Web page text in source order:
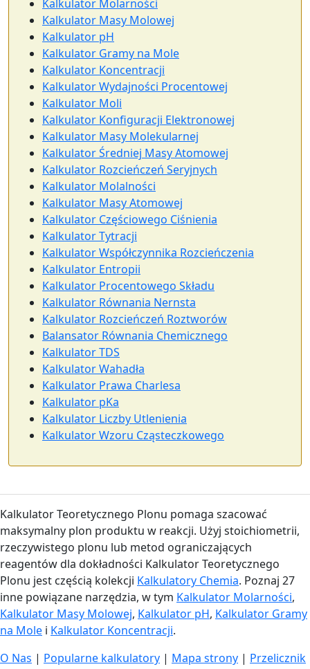
Kalkulator Molarności
Kalkulator Masy Molowej
Kalkulator pH
Kalkulator Gramy na Mole
Kalkulator Koncentracji
Kalkulator Wydajności Procentowej
Kalkulator Moli
Kalkulator Konfiguracji Elektronowej
Kalkulator Masy Molekularnej
Kalkulator Średniej Masy Atomowej
Kalkulator Rozcieńczeń Seryjnych
Kalkulator Molalności
Kalkulator Masy Atomowej
Kalkulator Częściowego Ciśnienia
Kalkulator Tytracji
Kalkulator Współczynnika Rozcieńczenia
Kalkulator Entropii
Kalkulator Procentowego Składu
Kalkulator Równania Nernsta
Kalkulator Rozcieńczeń Roztworów
Balansator Równania Chemicznego
Kalkulator TDS
Kalkulator Wahadła
Kalkulator Prawa Charlesa
Kalkulator pKa
Kalkulator Liczby Utlenienia
Kalkulator Wzoru Cząsteczkowego
Kalkulator Teoretycznego Plonu pomaga szacować
maksymalny plon produktu w reakcji. Użyj stoichiometrii,
rzeczywistego plonu lub metod ograniczających
reagentów dla dokładności Kalkulator Teoretycznego
Plonu jest częścią kolekcji Kalkulatory Chemia. Poznaj 27
inne powiązane narzędzia, w tym Kalkulator Molarności,
Kalkulator Masy Molowej, Kalkulator pH, Kalkulator Gramy
na Mole i Kalkulator Koncentracji.
O Nas | Popularne kalkulatory | Mapa strony | Przelicznik